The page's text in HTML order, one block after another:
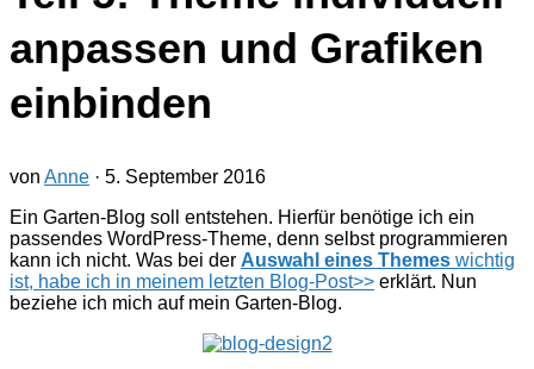
anpassen und Grafiken
einbinden
von Anne · 5. September 2016
Ein Garten-Blog soll entstehen. Hierfür benötige ich ein
passendes WordPress-Theme, denn selbst programmieren
kann ich nicht. Was bei der Auswahl eines Themes wichtig
ist, habe ich in meinem letzten Blog-Post>> erklärt. Nun
beziehe ich mich auf mein Garten-Blog.